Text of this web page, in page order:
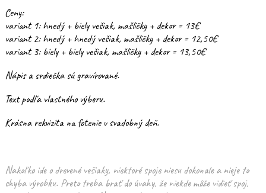
Ceny:
variant 1: hnedý + biely vešiak, mašličky + dekor = 13€
variant 2: hnedý + hnedý vešiak, mašličky + dekor = 12,50€
variant 3: biely + biely vešiak, mašličky + dekor = 13,50€
Nápis a srdiečka sú gravírované.
Text podľa vlastného výberu.
Krásna rekvizita na fotenie v svadobný deň.
Nakoľko ide o drevené vešiaky, niektoré spoje niesu dokonale a nieje to
chyba výrobku. Preto treba brať do úvahy, že niekde môže vidieť spoj,